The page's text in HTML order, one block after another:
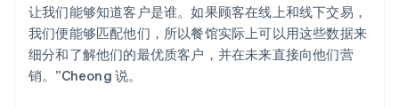
让我们能够知道客户是谁。如果顾客在线上和线下交易，
我们便能够匹配他们，所以餐馆实际上可以用这些数据来
细分和了解他们的最优质客户，并在未来直接向他们营
销。”Cheong 说。